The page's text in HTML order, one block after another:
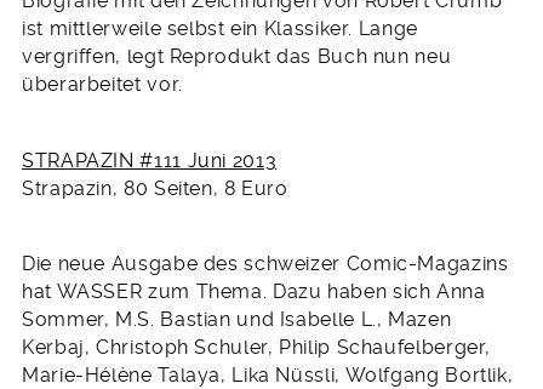
ist mittlerweile selbst ein Klassiker. Lange
vergriffen, legt Reprodukt das Buch nun neu
überarbeitet vor.
STRAPAZIN #111 Juni 2013
Strapazin, 80 Seiten, 8 Euro
Die neue Ausgabe des schweizer Comic-Magazins
hat WASSER zum Thema. Dazu haben sich Anna
Sommer, M.S. Bastian und Isabelle L., Mazen
Kerbaj, Christoph Schuler, Philip Schaufelberger,
Marie-Hélène Talaya, Lika Nüssli, Wolfgang Bortlik,